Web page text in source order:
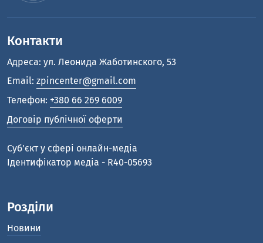
Контакти
Адреса: ул. Леонида Жаботинского, 53
Email: zpincenter@gmail.com
Телефон: +380 66 269 6009
Договір публічної оферти
Cуб'єкт у сфері онлайн-медіа
Ідентифікатор медіа - R40-05693
Розділи
Новини